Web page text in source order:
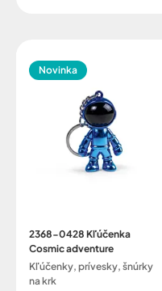
Novinka
2368-0428 Kľúčenka
Cosmic adventure
Kľúčenky, prívesky, šnúrky
na krk